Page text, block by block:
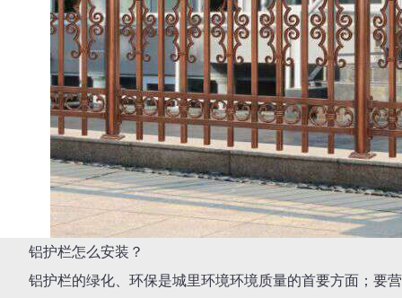
铝护栏怎么安装？
铝护栏的绿化、环保是城里环境环境质量的首要方面；要营